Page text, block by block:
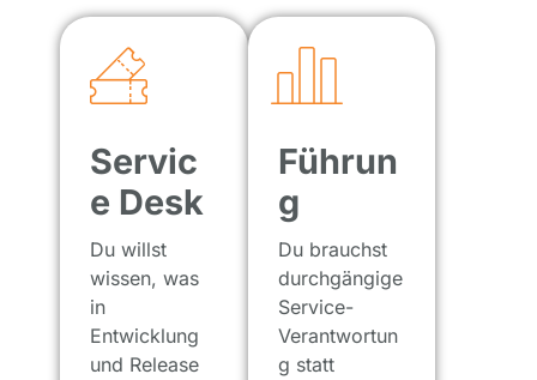
Servic
e Desk
Du willst
wissen, was
in
Entwicklung
und Release
Führun
g
Du brauchst
durchgängige
Service-
Verantwortun
g statt